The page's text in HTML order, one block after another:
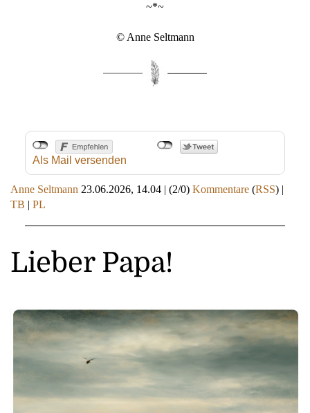
~*~
© Anne Seltmann
Als Mail versenden
Anne Seltmann 23.06.2026, 14.04 | (2/0) Kommentare (RSS) |
TB | PL
Lieber Papa!